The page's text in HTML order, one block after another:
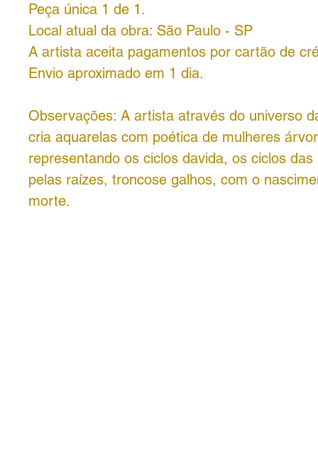
Peça única 1 de 1.
Local atual da obra: São Paulo - SP
A artista aceita pagamentos por cartão de
Envio aproximado em 1 dia.
Observações: A artista através do universo
cria aquarelas com poética de mulheres
representando os ciclos davida, os ciclos das
pelas raízes, troncose galhos, com o
morte.